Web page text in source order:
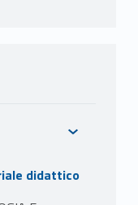
didattico